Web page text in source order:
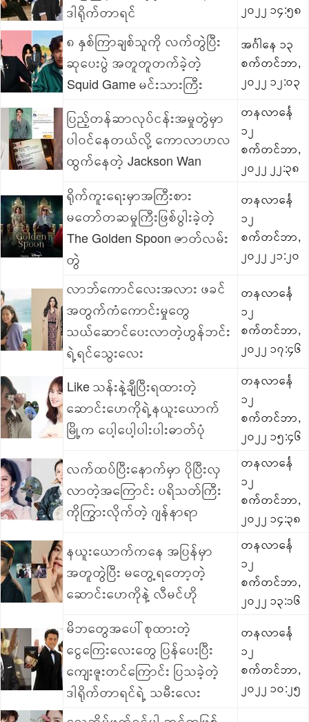
ဒါရိုက်တာရင်
၂၀၂၂ ၁၄:၅၈
၈ နှစ်ကြာချစ်သူကို လက်တွဲပြီး
ဆုပေးပွဲ အတူတူတက်ခဲ့တဲ့
Squid Game မင်းသားကြီး
အင်္ဂါနေ ၁၃
စက်တင်ဘာ,
၂၀၂၂ ၁၂:၀၃
ပြည့်တန်ဆာလုပ်ငန်းအမှုတွဲမှာ
ပါဝင်နေတယ်လို့ ကောလာဟလ
ထွက်နေတဲ့ Jackson Wan
တနလာင်္နေ
၁၂
စက်တင်ဘာ,
၂၀၂၂ ၂၂:၃၈
ရိုက်ကူးရေးမှာအကြီးစား
မတော်တဆမှုကြီးဖြစ်ပွါးခဲ့တဲ့
The Golden Spoon ဇာတ်လမ်း
တွဲ
တနလာင်္နေ
၁၂
စက်တင်ဘာ,
၂၀၂၂ ၂၁:၂၀
လာဘ်ကောင်လေးအလား ဖခင်
အတွက်ကံကောင်းမှုတွေ
သယ်ဆောင်ပေးလာတဲ့ဟွန်ဘင်း
ရဲ့ရင်သွေးလေး
တနလာင်္နေ
၁၂
စက်တင်ဘာ,
၂၀၂၂ ၁၇:၄၆
Like သန်းနဲ့ချီပြီးရထားတဲ့
ဆောင်းဟေကိုရဲ့နယူးယောက်
မြို့က ပေါ့ပေါ့ပါးပါးဓာတ်ပုံ
တနလာင်္နေ
၁၂
စက်တင်ဘာ,
၂၀၂၂ ၁၅:၄၆
လက်ထပ်ပြီးနောက်မှာ ပိုပြီးလှ
လာတဲ့အကြောင်း ပရိသတ်ကြီး
ကိုကြွားလိုက်တဲ့ ဂျန်နာရာ
တနလာင်္နေ
၁၂
စက်တင်ဘာ,
၂၀၂၂ ၁၄:၃၈
နယူးယောက်ကနေ အပြန်မှာ
အတူတွဲပြီး မတွေ့ရတော့တဲ့
ဆောင်းဟေကိုနဲ့ လီမင်ဟို
တနလာင်္နေ
၁၂
စက်တင်ဘာ,
၂၀၂၂ ၁၃:၁၆
မိဘတွေအပေါ် စုထားတဲ့
ငွေကြေးလေးတွေ ပြန်ပေးပြီး
ကျေးဇူးတင်ကြောင်း ပြသခဲ့တဲ့
ဒါရိုက်တာရင်ရဲ့ သမီးလေး
တနလာင်္နေ
၁၂
စက်တင်ဘာ,
၂၀၂၂ ၁၀:၂၅